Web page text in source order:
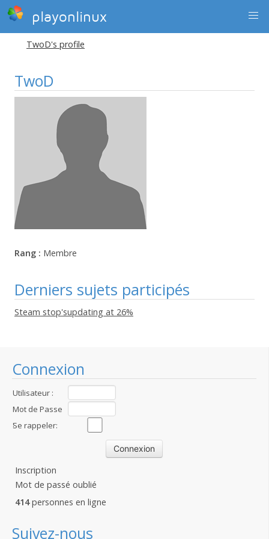
playonlinux
Connexion
Utilisateur :
Mot de Passe
:Se rappeler:
Inscription
Mot de passé oublié
414personnes en ligne
Suivez-nous
TwoD's profile
TwoD
Rang : Membre
Derniers sujets participés
Steam stop'supdating at 26%